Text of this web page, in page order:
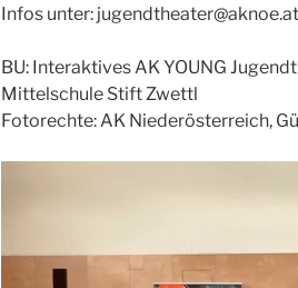
Infos unter: jugendtheater@aknoe.at
BU: Interaktives AK YOUNG
Mittelschule Stift Zwettl
Fotorechte: AK Niederösterreich,